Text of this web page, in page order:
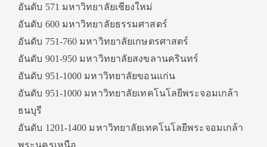
อันดับ 571 มหาวิทยาลัยเชียงใหม่
อันดับ 600 มหาวิทยาลัยธรรมศาสตร์
อันดับ 751-760 มหาวิทยาลัยเกษตรศาสตร์
อันดับ 901-950 มหาวิทยาลัยสงขลานครินทร์
อันดับ 951-1000 มหาวิทยาลัยขอนแก่น
อันดับ 951-1000 มหาวิทยาลัยเทคโนโลยีพระจอมเกล้า
ธนบุรี
อันดับ 1201-1400 มหาวิทยาลัยเทคโนโลยีพระจอมเกล้า
พระนครเหนือ